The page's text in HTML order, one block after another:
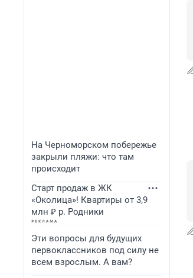
На Черноморском побережье
закрыли пляжи: что там
происходит
Старт продаж в ЖК
«Околица»! Квартиры от 3,9
млн ₽ р. Родники
Эти вопросы для будущих
первоклассников под силу не
всем взрослым. А вам?